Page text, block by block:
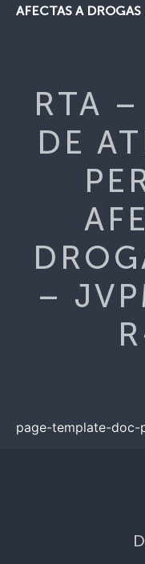
AFECTAS A
RTA
DE
–
page-template-doc-